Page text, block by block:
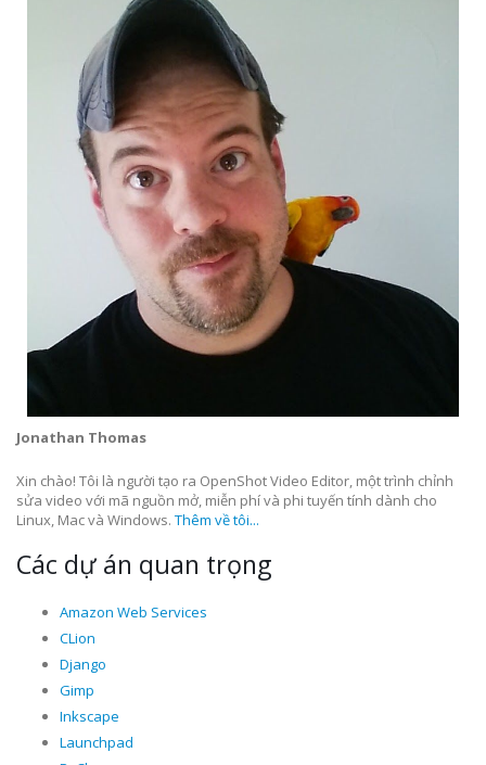
Jonathan Thomas
Xin chào! Tôi là người tạo ra OpenShot Video Editor, một trình chỉnh
sửa video với mã nguồn mở, miễn phí và phi tuyến tính dành cho
Linux, Mac và Windows. Thêm về tôi...
Các dự án quan trọng
Amazon Web Services
CLion
Django
Gimp
Inkscape
Launchpad